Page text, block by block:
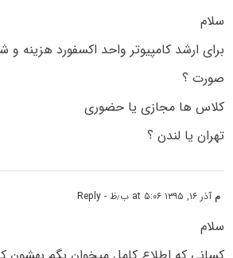
سلام
برای ارشد کامپیوتر واحد اکسفورد هزینه
صورت ؟
کلاس ها مجازی یا حضوری
تهران یا لندن ؟
م آذر ۱۶, ۱۳۹۵ at ۵:۰۶ ب٫ظ - Reply
سلام